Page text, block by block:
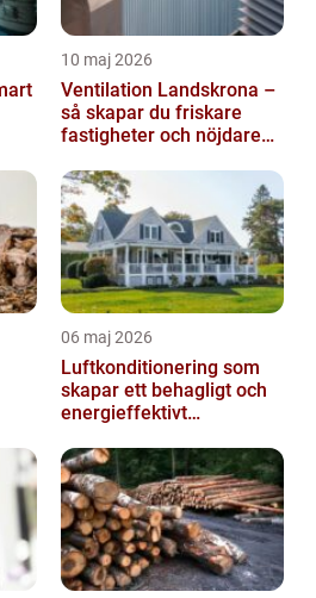
10 maj 2026
Ventilation Landskrona –
så skapar du friskare
fastigheter och nöjdare
06 maj 2026
Luftkonditionering som
skapar ett behagligt och
energieffektivt